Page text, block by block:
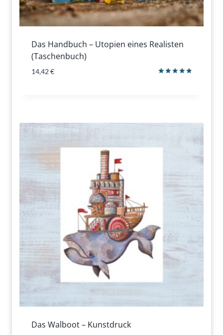
Das Handbuch – Utopien eines Realisten
(Taschenbuch)
14,42€
Das Walboot – Kunstdruck